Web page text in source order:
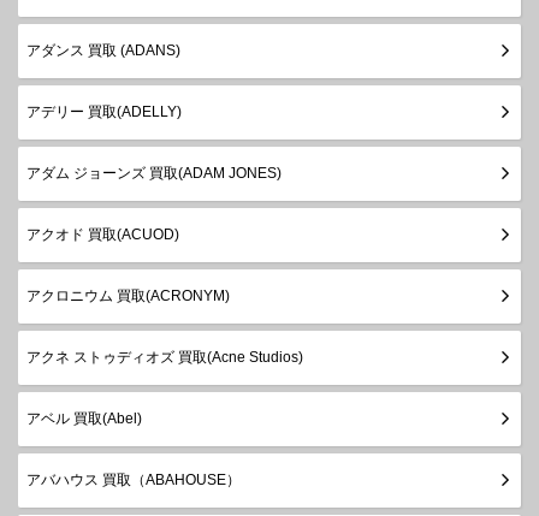
アダンス 買取 (ADANS)
アデリー 買取(ADELLY)
アダム ジョーンズ 買取(ADAM JONES)
アクオド 買取(ACUOD)
アクロニウム 買取(ACRONYM)
アクネ ストゥディオズ 買取(Acne Studios)
アベル 買取(Abel)
アバハウス 買取（ABAHOUSE）